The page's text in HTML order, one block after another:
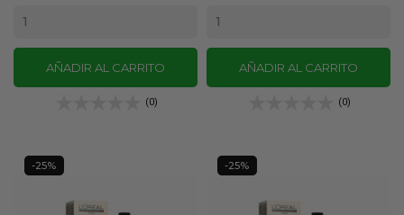
AÑADIR AL CARRITO
(0)
AÑADIR AL CARRITO
(0)
-25% -25%